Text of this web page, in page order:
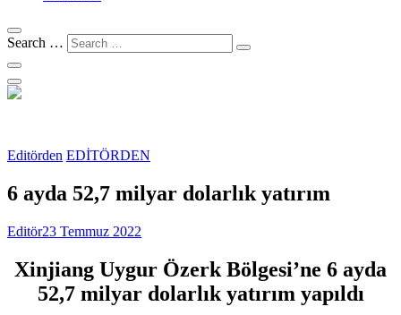
Search …
Editörden EDİTÖRDEN
6 ayda 52,7 milyar dolarlık yatırım
Editör23 Temmuz 2022
Xinjiang Uygur Özerk Bölgesi’ne 6 ayda
52,7 milyar dolarlık yatırım yapıldı